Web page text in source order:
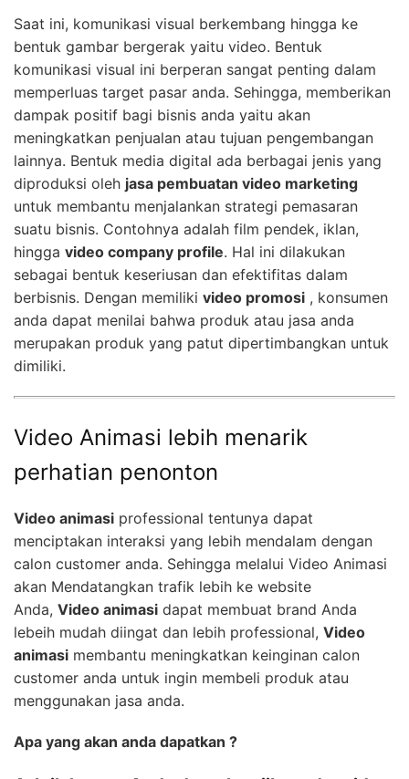
Saat ini, komunikasi visual berkembang hingga ke
bentuk gambar bergerak yaitu video. Bentuk
komunikasi visual ini berperan sangat penting dalam
memperluas target pasar anda. Sehingga, memberikan
dampak positif bagi bisnis anda yaitu akan
meningkatkan penjualan atau tujuan pengembangan
lainnya. Bentuk media digital ada berbagai jenis yang
diproduksi oleh jasa pembuatan video marketing
untuk membantu menjalankan strategi pemasaran
suatu bisnis. Contohnya adalah film pendek, iklan,
hingga video company profile. Hal ini dilakukan
sebagai bentuk keseriusan dan efektifitas dalam
berbisnis. Dengan memiliki video promosi , konsumen
anda dapat menilai bahwa produk atau jasa anda
merupakan produk yang patut dipertimbangkan untuk
dimiliki.
Video Animasi lebih menarik
perhatian penonton
Video animasi professional tentunya dapat
menciptakan interaksi yang lebih mendalam dengan
calon customer anda. Sehingga melalui Video Animasi
akan Mendatangkan trafik lebih ke website
Anda, Video animasi dapat membuat brand Anda
lebeih mudah diingat dan lebih professional, Video
animasi membantu meningkatkan keinginan calon
customer anda untuk ingin membeli produk atau
menggunakan jasa anda.
Apa yang akan anda dapatkan ?